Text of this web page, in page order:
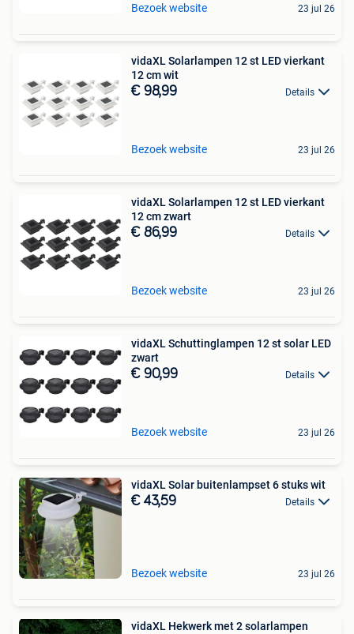
Bezoek website 23 jul 26
vidaXL Solarlampen 12 st LED vierkant
12 cm wit
€ 98,99 Details
Bezoek website 23 jul 26
vidaXL Solarlampen 12 st LED vierkant
12 cm zwart
€ 86,99 Details
Bezoek website 23 jul 26
vidaXL Schuttinglampen 12 st solar LED
zwart
€ 90,99 Details
Bezoek website 23 jul 26
vidaXL Solar buitenlampset 6 stuks wit
€ 43,59 Details
Bezoek website 23 jul 26
vidaXL Hekwerk met 2 solarlampen